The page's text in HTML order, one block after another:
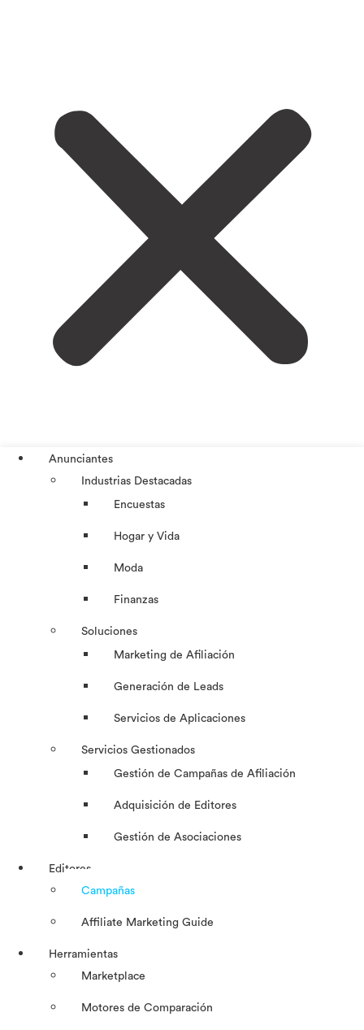
Anunciantes
Industrias Destacadas
Encuestas
Hogar y Vida
Moda
Finanzas
Soluciones
Marketing de Afiliación
Generación de Leads
Servicios de Aplicaciones
Servicios Gestionados
Gestión de Campañas de Afiliación
Adquisición de Editores
Gestión de Asociaciones
Editores
Campañas
Affiliate Marketing Guide
Herramientas
Marketplace
Motores de Comparación